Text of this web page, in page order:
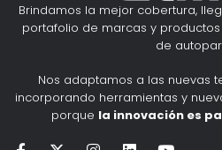
Brindamos la mejor cobertura,
portafolio de marcas y
de
Nos adaptamos a las nuevas
incorporando herramientas y
porque la innovación es